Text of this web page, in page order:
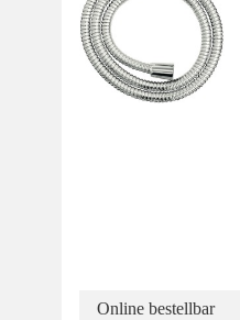
Online bestellbar